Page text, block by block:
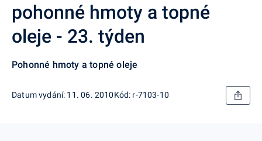
pohonné hmoty a topné
oleje - 23. týden
Pohonné hmoty a topné oleje
Datum vydání: 11. 06. 2010Kód: r-7103-10